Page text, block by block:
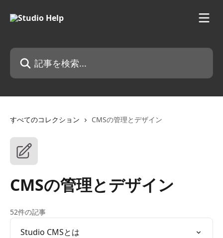
記事を検索...
すべてのコレクション CMSの管理とデザイン
CMSの管理とデザイン
52件の記事
Studio CMSとは